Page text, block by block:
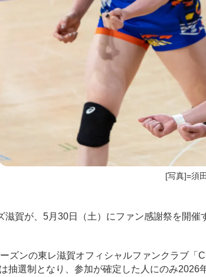
[写真]=須
賀が、5月30日（土）にファン感謝祭を開催
ズンの東レ滋賀オフィシャルファンクラブ「
抽選制となり、参加が確定した人にのみ2026